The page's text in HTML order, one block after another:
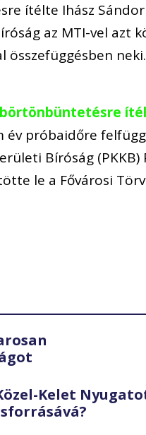
ítélte Ihász
az MTI-vel azt
összefüggésben
év próbaidőre
Bíróság
le a Fővárosi
Kelet